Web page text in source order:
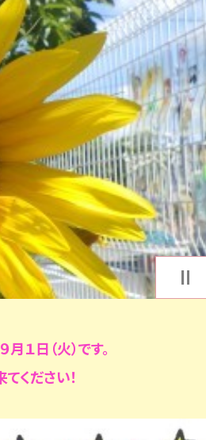
１日（火）です。
ください！